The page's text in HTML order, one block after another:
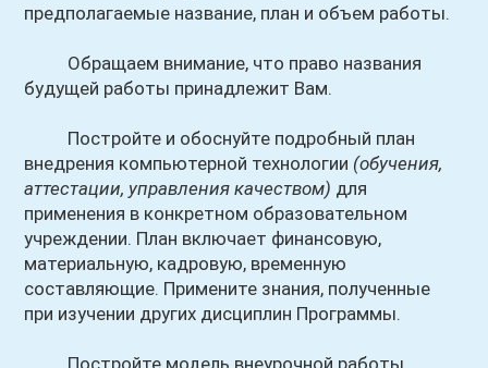
предполагаемые название, план и объем работы.
Обращаем внимание, что право названия
будущей работы принадлежит Вам.
Постройте и обоснуйте подробный план
внедрения компьютерной технологии (обучения,
аттестации, управления качеством) для
применения в конкретном образовательном
учреждении. План включает финансовую,
материальную, кадровую, временную
составляющие. Примените знания, полученные
при изучении других дисциплин Программы.
Постройте модель внеурочной работы